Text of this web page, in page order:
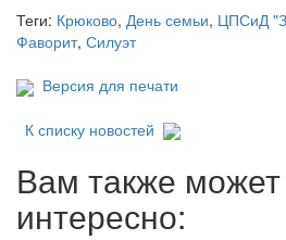
Теги: Крюково, День семьи, ЦПСиД
Фаворит, Силуэт
Версия для печати
К списку новостей
Вам также
интересно: